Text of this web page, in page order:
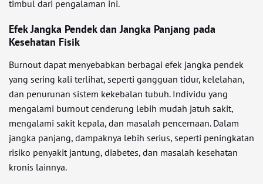
timbul dari pengalaman ini.
Efek Jangka Pendek dan Jangka Panjang pada
Kesehatan Fisik
Burnout dapat menyebabkan berbagai efek jangka pendek
yang sering kali terlihat, seperti gangguan tidur, kelelahan,
dan penurunan sistem kekebalan tubuh. Individu yang
mengalami burnout cenderung lebih mudah jatuh sakit,
mengalami sakit kepala, dan masalah pencernaan. Dalam
jangka panjang, dampaknya lebih serius, seperti peningkatan
risiko penyakit jantung, diabetes, dan masalah kesehatan
kronis lainnya.